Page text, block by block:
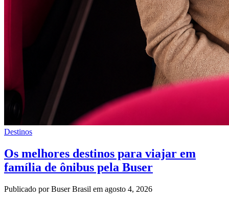
Destinos
Os melhores destinos para viajar em
família de ônibus pela Buser
Publicado por Buser Brasil em agosto 4, 2026